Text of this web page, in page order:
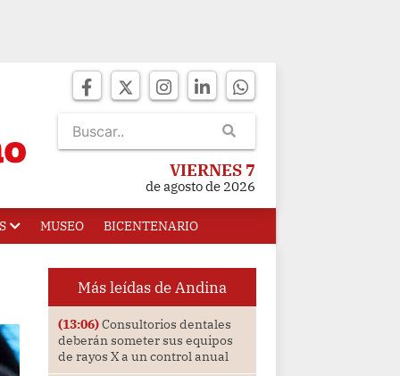
VIERNES 7
de agosto de 2026
MUSEO BICENTENARIO
Más leídas de Andina
(13:06)Consultorios dentales
deberán someter sus equipos
de rayos X a un control anual